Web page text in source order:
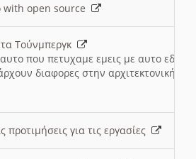
open source
Τούνμπεργκ
που πετυχαμε εμεις με αυτο εδω
διαφορες στην αρχιτεκτονική
προτιμήσεις για τις εργασίες